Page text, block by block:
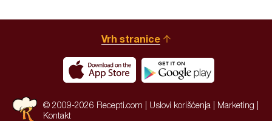
Vrh stranice
© 2009-2026 Recepti.com | Uslovi korišćenja Marketing
Kontakt